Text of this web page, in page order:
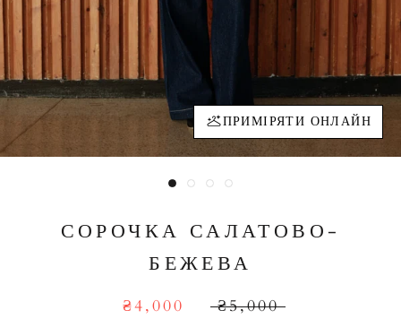
ПРИМІРЯТИ ОНЛАЙН
СОРОЧКА САЛАТОВО-
БЕЖЕВА
₴4,000 ₴5,000